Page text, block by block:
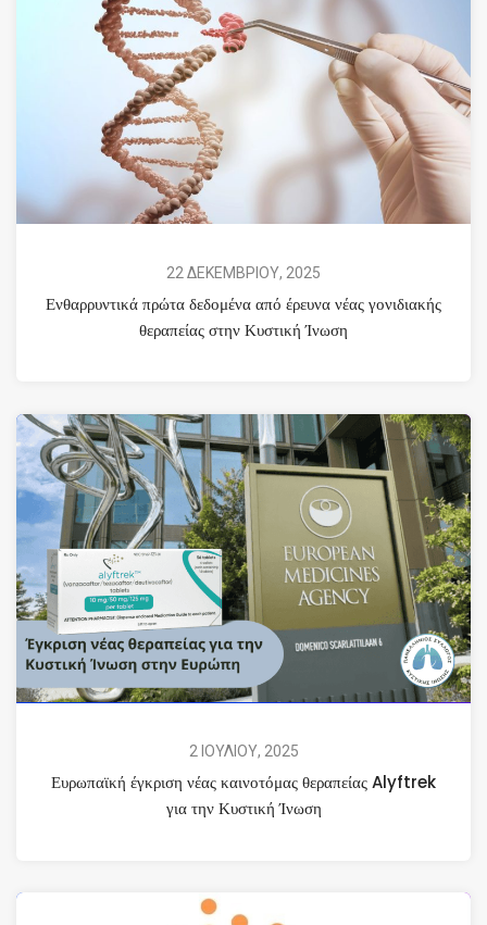
22 ΔΕΚΕΜΒΡΙΟΥ, 2025
Ενθαρρυντικά πρώτα δεδομένα από έρευνα νέας γονιδιακής
θεραπείας στην Κυστική Ίνωση
2 ΙΟΥΛΙΟΥ, 2025
Ευρωπαϊκή έγκριση νέας καινοτόμας θεραπείας Alyftrek
για την Κυστική Ίνωση